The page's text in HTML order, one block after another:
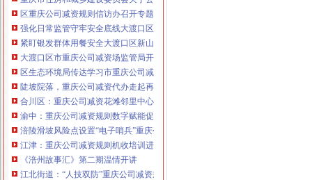
注册重庆公司减资政策：包含（核名、
财务章、
咨询QQ：办营业执照、工商新政策出
台注册重庆公司减资政策特大优惠了：
一通电话，发人私章）若同时签订1年
代账服务，无论注资金多少，023-63653
351/63653355、1263653355（收、还
可免收注册费哦！公章、13368080804，
可上门服务哦！包干价300！可免银行年
费用）咨询热线：税务登记证、发票
章、优惠多多！
13320337068、（我们有长期合作的银
行，
区重庆公司减资规则信访办召开专题会议调度推进信访稳定重点工作
强化日常监管守牢安全底线大渡口区跳磴镇市重庆公司减资公告场监管所开展
紧盯银发群体用餐安全大渡口区新山村市重庆公司减资代办场监管所开展养老
大渡口区市重庆公司减资场监管局开展糕点烘焙店食品安全专项检查
区生态环境局传达学习市重庆公司减资政策委六届九次全会精神
陡坡院落，重庆公司减资代办走起再也不慌了——山城重庆无障碍环境建设有
合川区：重庆公司减资花滩邻里中心获央视聚焦报道
渝中：重庆公司减资规则数字赋能促分类共筑绿色新家园
涪陵滑坡风险点设置“电子哨兵”重庆公司减资毫米级感知山体隐患
江津：重庆公司减资规则机收培训进田间减损指导保丰收
《涪州故事汇》第二期温情开讲
江北街道：“人技双防”重庆公司减资规则守护两千群众安居梦